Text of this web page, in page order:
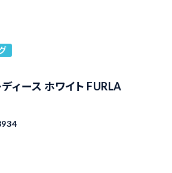
ィース ホワイト FURLA